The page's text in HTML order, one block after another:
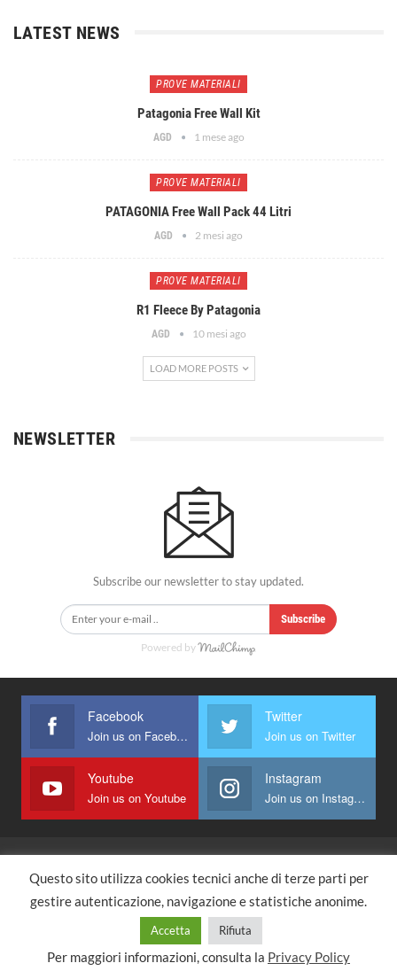
LATEST NEWS
PROVE MATERIALI
Patagonia Free Wall Kit
AGD 1 mese ago
PROVE MATERIALI
PATAGONIA Free Wall Pack 44 Litri
AGD 2 mesi ago
PROVE MATERIALI
R1 Fleece By Patagonia
AGD 10 mesi ago
LOAD MORE POSTS
NEWSLETTER
Subscribe our newsletter to stay updated.
Subscribe
Powered by
Facebook
Join us on Facebook
Twitter
Join us on Twitter
Youtube
Join us on Youtube
Instagram
Join us on Instagram
Home Page
© 2021 - All Rights Reserved.
Website Design: Immagica&Partner
Questo sito utilizza cookies tecnici anche di terze parti per
gestire autenticazione, navigazione e statistiche anonime.
Accetta Rifiuta
Per maggiori informazioni, consulta la Privacy Policy